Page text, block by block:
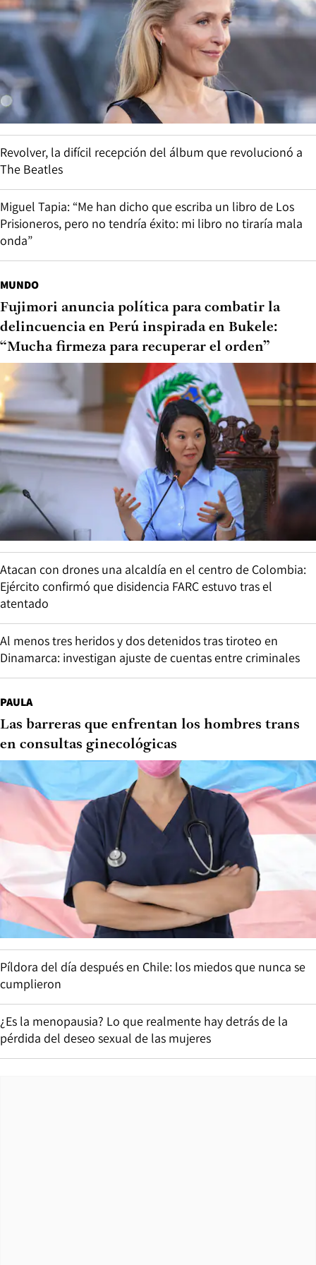
Revolver, la difícil recepción del álbum que revolucionó a
The Beatles
Miguel Tapia: “Me han dicho que escriba un libro de Los
Prisioneros, pero no tendría éxito: mi libro no tiraría mala
onda”
MUNDO
Fujimori anuncia política para combatir la
delincuencia en Perú inspirada en Bukele:
“Mucha firmeza para recuperar el orden”
Atacan con drones una alcaldía en el centro de Colombia:
Ejército confirmó que disidencia FARC estuvo tras el
atentado
Al menos tres heridos y dos detenidos tras tiroteo en
Dinamarca: investigan ajuste de cuentas entre criminales
PAULA
Las barreras que enfrentan los hombres trans
en consultas ginecológicas
Píldora del día después en Chile: los miedos que nunca se
cumplieron
¿Es la menopausia? Lo que realmente hay detrás de la
pérdida del deseo sexual de las mujeres